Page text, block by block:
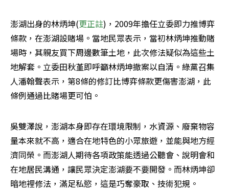
澎湖出身的林炳坤(更正註)，2009年擔任立委即力推博弈
條款，在澎湖設賭場。當地民眾表示，當初林炳坤推動賭
場時，其親友買下周邊數筆土地，此次修法疑似為這些土
地解套。立委田秋堇即呼籲林炳坤撤案以自清。綠黨召集
人潘翰聲表示，第8條的修訂比博弈條款更傷害澎湖，此
條例通過比賭場更可怕。
吳雙澤說，澎湖本身即存在環境限制，水資源、廢棄物容
量本來就不高，適合在地特色的小眾旅遊，並能與地方經
濟同榮。而澎湖人期待各項政策能透過公聽會、說明會和
在地居民溝通，讓民眾決定澎湖要不要開發。而林炳坤卻
暗地裡修法，滿足私慾，這是巧奪豪取、技術犯規。